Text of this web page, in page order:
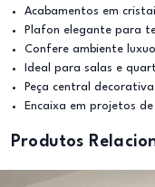
Acabamentos em
Plafon elegante para
Confere ambiente
Ideal para salas e
Peça central
Encaixa em projetos
Produtos